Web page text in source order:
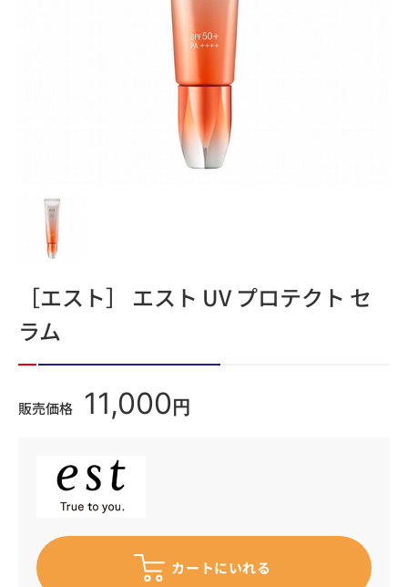
［エスト］ エスト UV プロテクト セ
ラム
販売価格 11,000 円